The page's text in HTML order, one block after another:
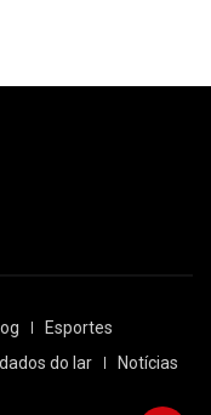
Esportes
do lar
Notícias